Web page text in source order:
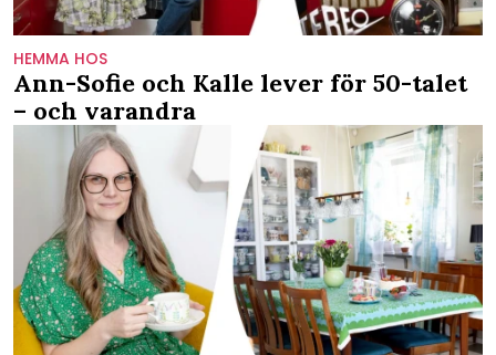
HEMMA HOS
Ann-Sofie och Kalle lever för 50-talet
– och varandra